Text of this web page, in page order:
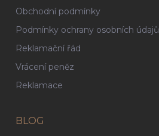
Obchodní podmínky
Podmínky ochrany osobních údajů
Reklamační řád
Vrácení peněz
Reklamace
BLOG